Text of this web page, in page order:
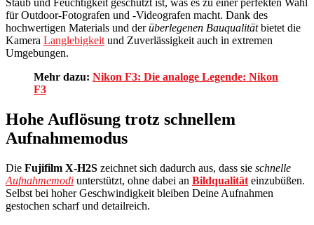
für Outdoor-Fotografen und -Videografen macht. Dank des
hochwertigen Materials und derüberlegenen Bauqualitätbietet die
Kamera Langlebigkeit und Zuverlässigkeit auch in extremen
Umgebungen.
Mehr dazu: Nikon F3: Die analoge Legende: Nikon
F3
Hohe Auflösung trotz schnellem
Aufnahmemodus
Die Fujifilm X-H2S zeichnet sich dadurch aus, dass sie schnelle
Aufnahmemodi unterstützt, ohne dabei an Bildqualität einzubüßen.
Selbst bei hoher Geschwindigkeit bleiben Deine Aufnahmen
gestochen scharf und detailreich.